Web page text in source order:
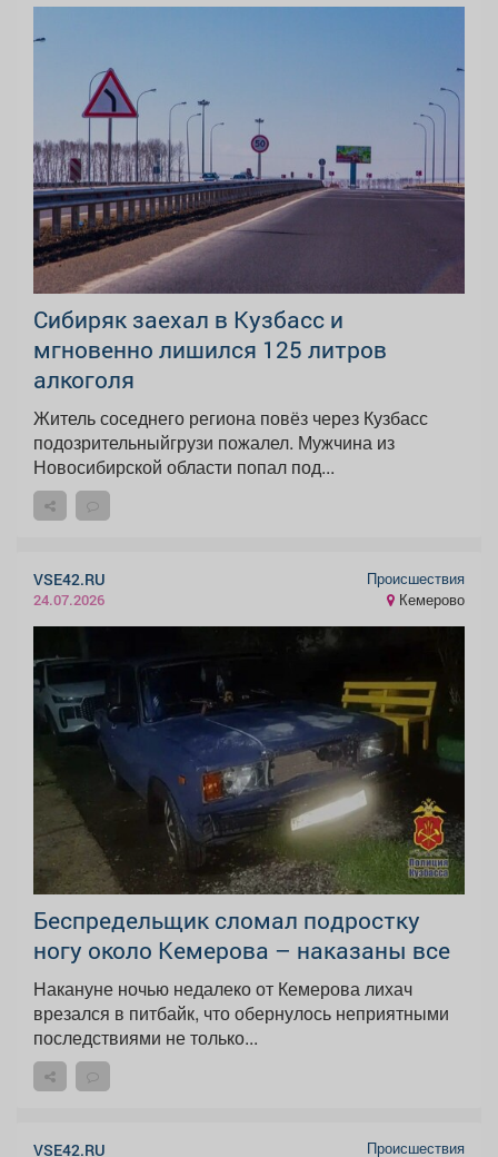
Сибиряк заехал в Кузбасс и
мгновенно лишился 125 литров
алкоголя
Житель соседнего региона повёз через Кузбасс
подозрительныйгрузи пожалел. Мужчина из
Новосибирской области попал под...
VSE42.RU
24.07.2026
Происшествия
Кемерово
Беспредельщик сломал подростку
ногу около Кемерова – наказаны все
Накануне ночью недалеко от Кемерова лихач
врезался в питбайк, что обернулось неприятными
последствиями не только...
VSE42.RU Происшествия